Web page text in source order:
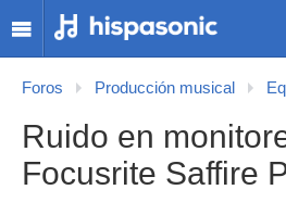
Foros Producción musical
Ruido en
Focusrite Saffire